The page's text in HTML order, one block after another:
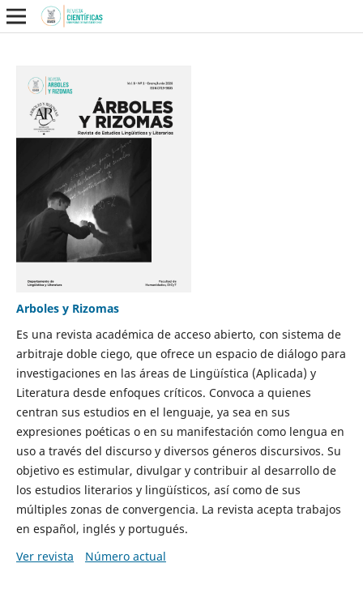
Arboles y Rizomas
Es una revista académica de acceso abierto, con sistema de
arbitraje doble ciego, que ofrece un espacio de diálogo para
investigaciones en las áreas de Lingüística (Aplicada) y
Literatura desde enfoques críticos. Convoca a quienes
centran sus estudios en el lenguaje, ya sea en sus
expresiones poéticas o en su manifestación como lengua en
uso a través del discurso y diversos géneros discursivos. Su
objetivo es estimular, divulgar y contribuir al desarrollo de
los estudios literarios y lingüísticos, así como de sus
múltiples zonas de convergencia. La revista acepta trabajos
en español, inglés y portugués.
Ver revista
Número actual